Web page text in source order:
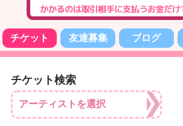
チケット 友達募集 ブログ
チケット検索